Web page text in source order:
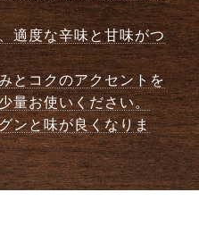
適度な辛味と甘味がつ
とコクのアクセントを
量お使いください。
ンと味が良くなりま